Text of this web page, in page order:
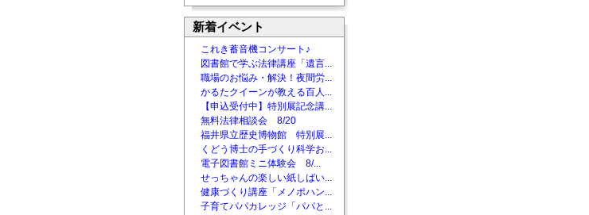
新着イベント
これき蓄音機コンサート♪
図書館で学ぶ法律講座「遺言...
職場のお悩み・解決！夜間労...
かるたクイーンが教える百人...
【申込受付中】特別展記念講...
無料法律相談会 8/20
福井県立歴史博物館 特別展...
くどう博士の手づくり科学お...
電子図書館ミニ体験会 8/...
せっちゃんの楽しい紙しばい...
健康づくり講座「メノポハン...
子育てパパカレッジ「パパと...